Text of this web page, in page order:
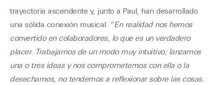
trayectoria ascendente y, junto a Paul, han desarrollado
una sólida conexión musical. “En realidad nos hemos
convertido en colaboradores, lo que es un verdadero
placer. Trabajamos de un modo muy intuitivo; lanzamos
una o tres ideas y nos comprometemos con ella o la
desechamos, no tendemos a reflexionar sobre las cosas.